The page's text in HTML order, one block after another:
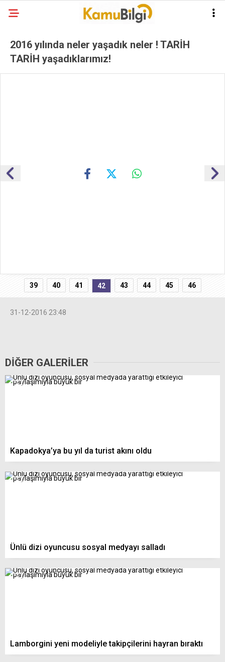
2016 yılında neler yaşadık neler ! TARİH
TARİH yaşadıklarımız!
39 40 41 42 43 44 45 46
31-12-2016 23:48
DİĞER GALERİLER
Kapadokya’ya bu yıl da turist akını oldu
Ünlü dizi oyuncusu sosyal medyayı salladı
Lamborgini yeni modeliyle takipçilerini hayran bıraktı